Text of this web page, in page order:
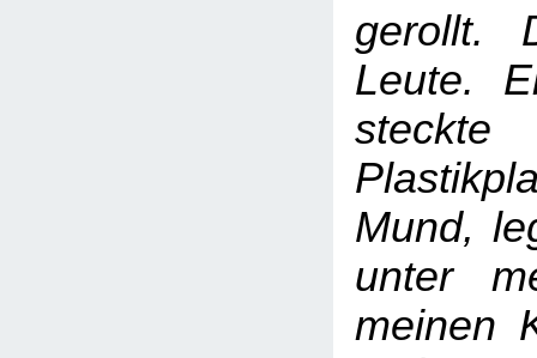
gerollt.
Leute.
Mund,
unter
meinen